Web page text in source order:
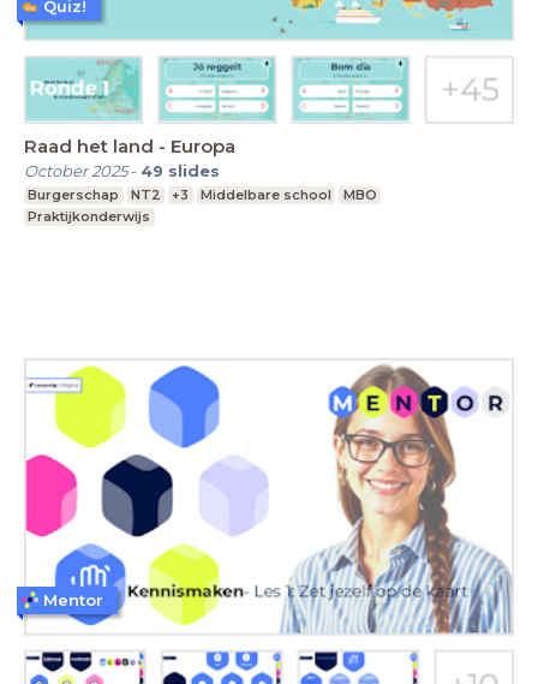
Raad het land - Europa
October 2025- 49 slides
Burgerschap NT2 +3 Middelbare school
MBO
Praktijkonderwijs
Quiz!
Mentor